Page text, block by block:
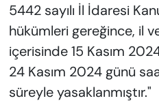
5442 sayılı İl İdaresi
hükümleri gereğince, il
içerisinde 15 Kasım
24 Kasım 2024 günü
süreyle yasaklanmıştır."